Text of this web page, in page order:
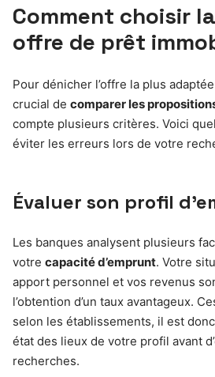
Comment choisir
offre de prêt
Pour dénicher l’offre la plus
crucial de comparer les
compte plusieurs critères. Voici
éviter les erreurs lors de votre
Évaluer son profil
Les banques analysent plusieurs
votre capacité d’emprunt. Votre
apport personnel et vos revenus
l’obtention d’un taux avantageux.
selon les établissements, il est
état des lieux de votre profil avant
recherches.